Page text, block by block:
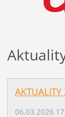
AKTUALITY
06.03.2026